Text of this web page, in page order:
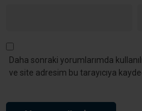
Daha sonraki yorumlarımda
ve site adresim bu tarayıcıya